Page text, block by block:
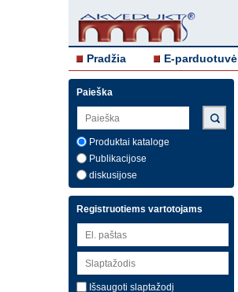
Pradžia E-parduotuvė
Paieška
Produktai kataloge
Publikacijose
diskusijose
Registruotiems vartotojams
Išsaugoti slaptažodį